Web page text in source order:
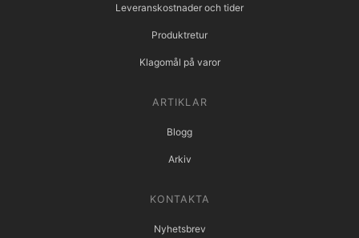
Leveranskostnader och tider
Produktretur
Klagomål på varor
ARTIKLAR
Blogg
Arkiv
KONTAKTA
Nyhetsbrev